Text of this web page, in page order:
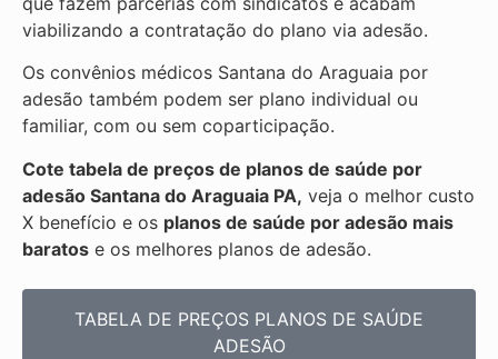
viabilizando a contratação do plano via adesão.
Os convênios médicos Santana do Araguaia por
adesão também podem ser plano individual ou
familiar, com ou sem coparticipação.
Cote tabela de preços de planos de saúde por
adesão Santana do Araguaia PA, veja o melhor custo
X benefício e os planos de saúde por adesão mais
baratos e os melhores planos de adesão.
TABELA DE PREÇOS PLANOS DE SAÚDE
ADESÃO